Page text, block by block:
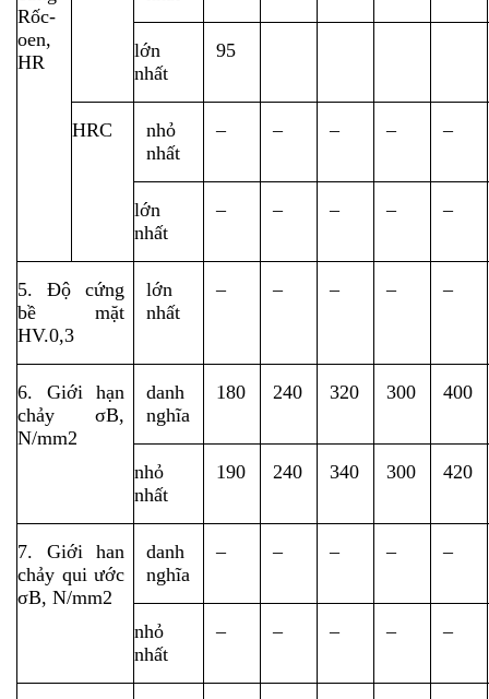
Rốc-
oen,
HR
lớn
nhất
95
HRC
nhỏ
nhất
– – – – –
lớn
nhất
– – – – –
5. Độ cứng
bề mặt
HV.0,3
lớn
nhất
– – – – –
6. Giới hạn
chảy σB,
N/mm2
danh
nghĩa
180 240 320 300 400
nhỏ
nhất
190 240 340 300 420
7. Giới han
chảy qui ước
σB, N/mm2
danh
nghĩa
– – – – –
nhỏ
nhất
– – – – –